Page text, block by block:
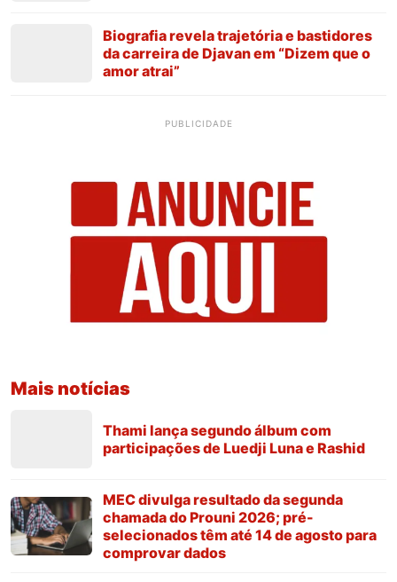
Biografia revela trajetória e bastidores
da carreira de Djavan em “Dizem que o
amor atrai”
PUBLICIDADE
Mais notícias
Thami lança segundo álbum com
participações de Luedji Luna e Rashid
MEC divulga resultado da segunda
chamada do Prouni 2026; pré-
selecionados têm até 14 de agosto para
comprovar dados